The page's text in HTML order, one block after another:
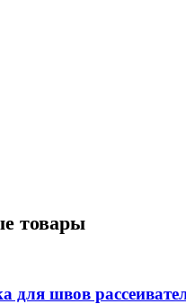
товары
для швов